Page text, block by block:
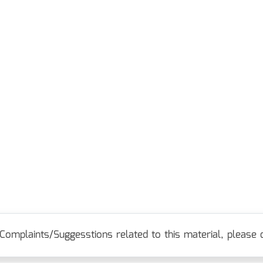
Suggesstions related to this material, please